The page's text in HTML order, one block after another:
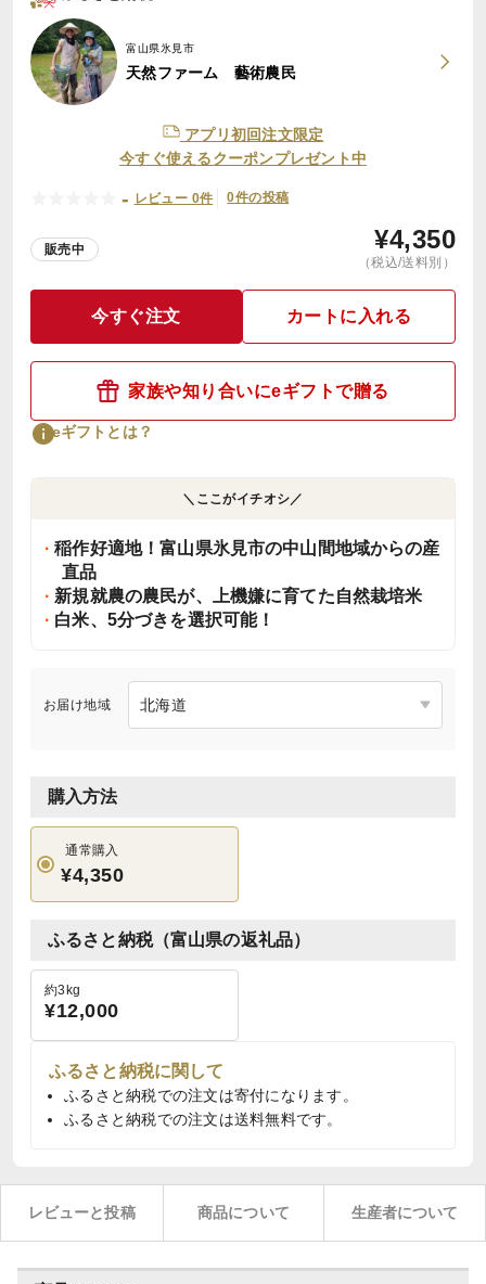
富山県氷見市
天然ファーム 藝術農民
アプリ初回注文限定
今すぐ使えるクーポンプレゼント中
- レビュー 0件 0件の投稿
販売中 ¥4,350
（税込/送料別）
今すぐ注文 カートに入れる
家族や知り合いにeギフトで贈る
eギフトとは？
＼ここがイチオシ／
稲作好適地！富山県氷見市の中山間地域からの産
直品
新規就農の農民が、上機嫌に育てた自然栽培米
白米、5分づきを選択可能！
お届け地域
購入方法
通常購入
¥4,350
ふるさと納税（富山県の返礼品）
約3kg
¥12,000
ふるさと納税に関して
ふるさと納税での注文は寄付になります。
ふるさと納税での注文は送料無料です。
レビューと投稿 商品について 生産者について